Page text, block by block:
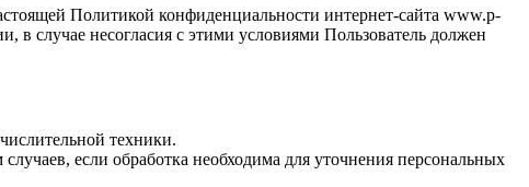
Политикой конфиденциальности интернет-сайта www.p-
случае несогласия с этими условиями Пользователь должен
техники.
если обработка необходима для уточнения персональных